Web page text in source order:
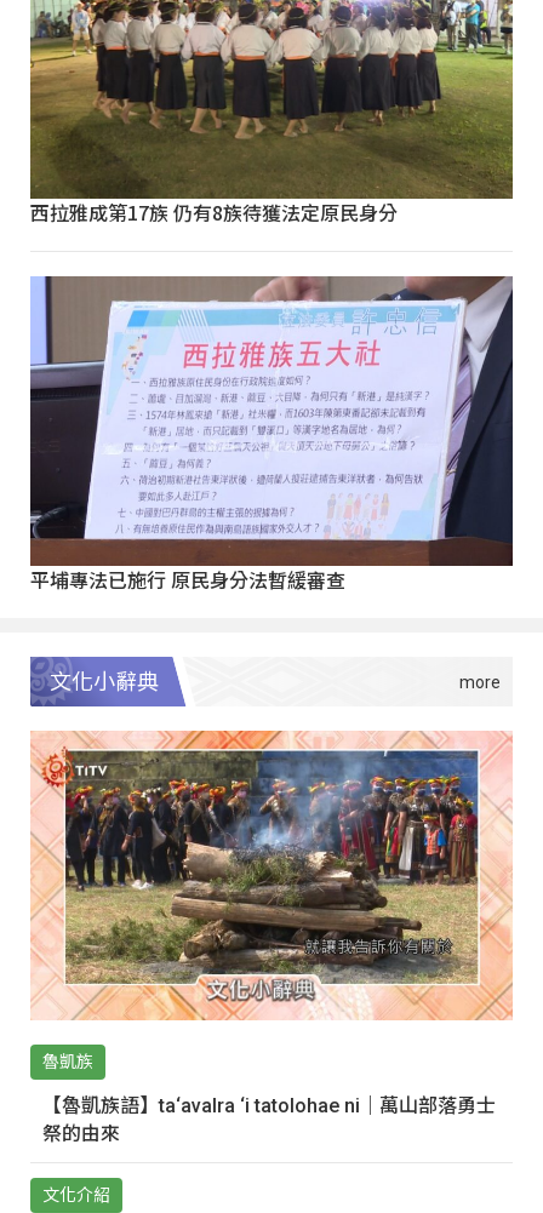
西拉雅成第17族 仍有8族待獲法定原民身分
平埔專法已施行 原民身分法暫緩審查
文化小辭典
魯凱族
【魯凱族語】ta‘avalra ‘i tatolohae ni｜萬山部落勇士
祭的由來
文化介紹